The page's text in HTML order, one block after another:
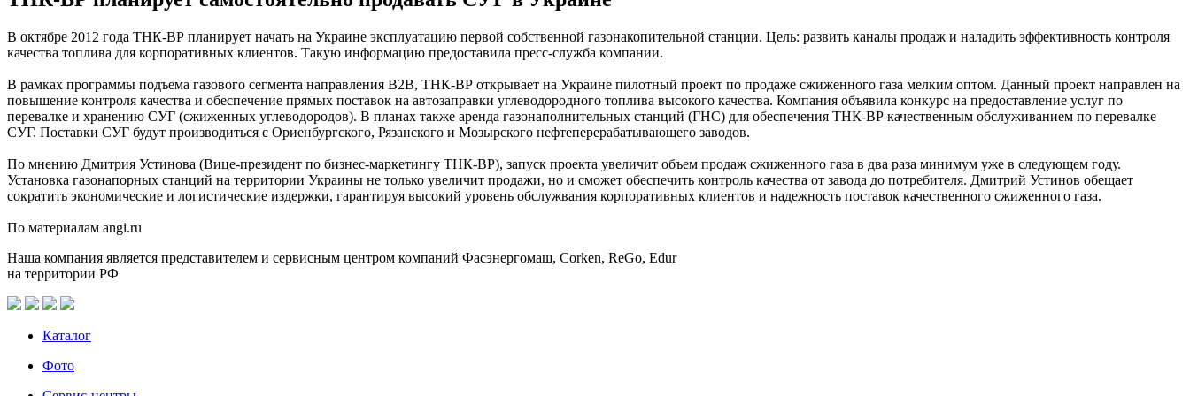
В октябре 2012 года ТНК-ВР планирует начать на Украине эксплуатацию первой собственной газонакопительной станции. Цель: развить каналы продаж и наладить эффективность контроля
качества топлива для корпоративных клиентов. Такую информацию предоставила пресс-служба компании.
В рамках программы подъема газового сегмента направления B2B, ТНК-ВР открывает на Украине пилотный проект по продаже сжиженного газа мелким оптом. Данный проект направлен на
повышение контроля качества и обеспечение прямых поставок на автозаправки углеводородного топлива высокого качества. Компания объявила конкурс на предоставление услуг по
перевалке и хранению СУГ (сжиженных углеводородов). В планах также аренда газонаполнительных станций (ГНС) для обеспечения ТНК-ВР качественным обслуживанием по перевалке
СУГ. Поставки СУГ будут производиться с Ориенбургского, Рязанского и Мозырского нефтеперерабатывающего заводов.
По мнению Дмитрия Устинова (Вице-президент по бизнес-маркетингу ТНК-ВР), запуск проекта увеличит объем продаж сжиженного газа в два раза минимум уже в следующем году.
Установка газонапорных станций на территории Украины не только увеличит продажи, но и сможет обеспечить контроль качества от завода до потребителя. Дмитрий Устинов обещает
сократить экономические и логистические издержки, гарантируя высокий уровень обслужвания корпоративных клиентов и надежность поставок качественного сжиженного газа.
По материалам angi.ru
Наша компания является представителем и сервисным центром компаний Фасэнергомаш, Corken, ReGo, Edur
на территории РФ
Каталог
Фото